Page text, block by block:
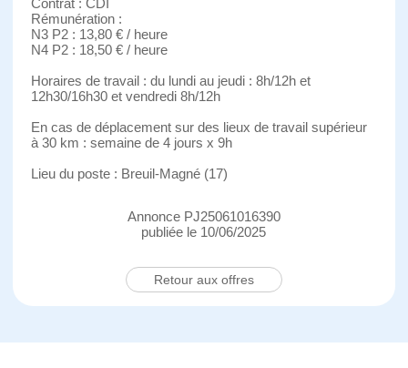
Rémunération :
N3 P2 : 13,80 € / heure
N4 P2 : 18,50 € / heure
Horaires de travail : du lundi au jeudi : 8h/12h et
12h30/16h30 et vendredi 8h/12h
En cas de déplacement sur des lieux de travail supérieur
à 30 km : semaine de 4 jours x 9h
Lieu du poste : Breuil-Magné (17)
Annonce PJ25061016390
publiée le 10/06/2025
Retour aux offres